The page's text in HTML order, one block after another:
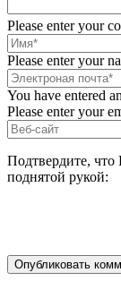
Please enter your
Please enter your
You have entered
Please enter your
Подтвердите,
поднятой рукой: